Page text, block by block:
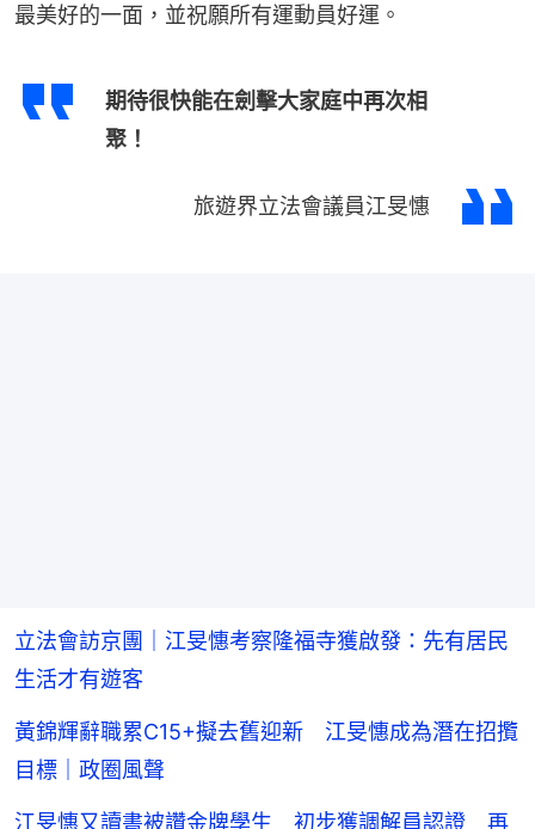
最美好的一面，並祝願所有運動員好運。
期待很快能在劍擊大家庭中再次相
聚！
旅遊界立法會議員江旻憓
立法會訪京團｜江旻憓考察隆福寺獲啟發：先有居民
生活才有遊客
黃錦輝辭職累C15+擬去舊迎新 江旻憓成為潛在招攬
目標｜政圈風聲
江旻憓又讀書被讚金牌學生 初步獲調解員認證 再